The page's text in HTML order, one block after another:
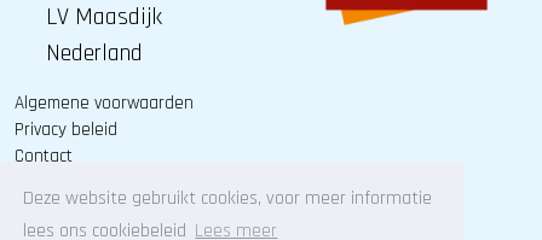
Deze website gebruikt cookies, voor meer informatie
lees ons cookiebeleid Lees meer
LV Maasdijk
Nederland
Algemene voorwaarden
Privacy beleid
Contact